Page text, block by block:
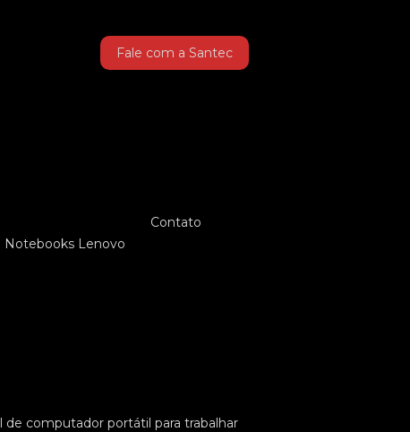
Fale com a Santec
Notebooks Lenovo
Contato
de computador portátil para trabalhar